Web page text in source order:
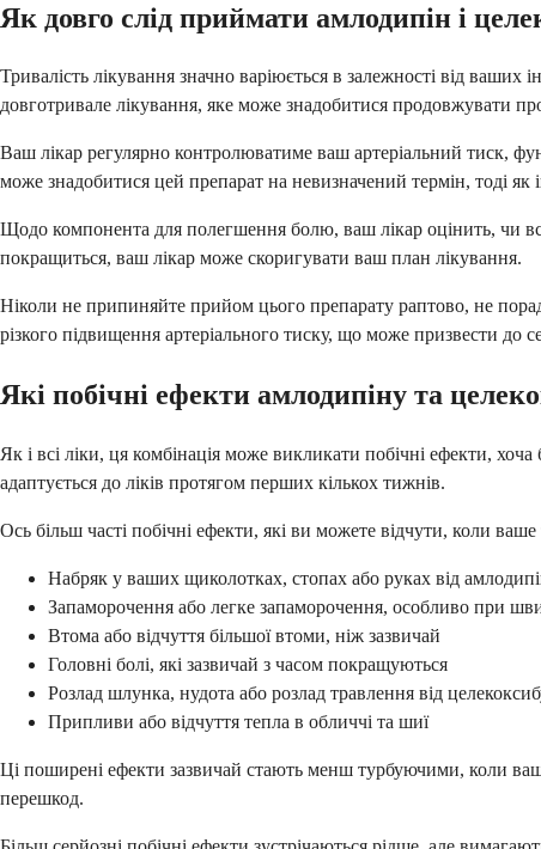
Як довго слід приймати амлодипін і
Тривалість лікування значно варіюється в залежності від ваших
довготривале лікування, яке може знадобитися продовжувати
Ваш лікар регулярно контролюватиме ваш артеріальний тиск,
може знадобитися цей препарат на невизначений термін, тоді як
Щодо компонента для полегшення болю, ваш лікар оцінить, чи
покращиться, ваш лікар може скоригувати ваш план лікування.
Ніколи не припиняйте прийом цього препарату раптово, не
різкого підвищення артеріального тиску, що може призвести до
Які побічні ефекти амлодипіну та
Як і всі ліки, ця комбінація може викликати побічні ефекти,
адаптується до ліків протягом перших кількох тижнів.
Ось більш часті побічні ефекти, які ви можете відчути, коли ваше
Набряк у ваших щиколотках, стопах або руках від
Запаморочення або легке запаморочення, особливо при
Втома або відчуття більшої втоми, ніж зазвичай
Головні болі, які зазвичай з часом покращуються
Розлад шлунка, нудота або розлад травлення від
Припливи або відчуття тепла в обличчі та шиї
Ці поширені ефекти зазвичай стають менш турбуючими, коли
перешкод.